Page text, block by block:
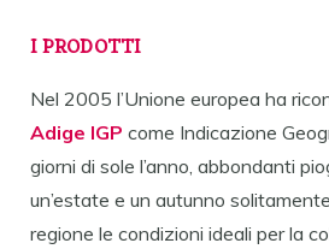
I PRODOTTI
Nel 2005 l’Unione europea ha
Adige IGP come Indicazione
giorni di sole l’anno, abbondanti
un’estate e un autunno
regione le condizioni ideali per la